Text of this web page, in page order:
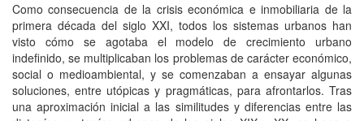
Como consecuencia de la crisis económica e inmobiliaria de la
primera década del siglo XXI, todos los sistemas urbanos han
visto cómo se agotaba el modelo de crecimiento urbano
indefinido, se multiplicaban los problemas de carácter económico,
social o medioambiental, y se comenzaban a ensayar algunas
soluciones, entre utópicas y pragmáticas, para afrontarlos. Tras
una aproximación inicial a las similitudes y diferencias entre las